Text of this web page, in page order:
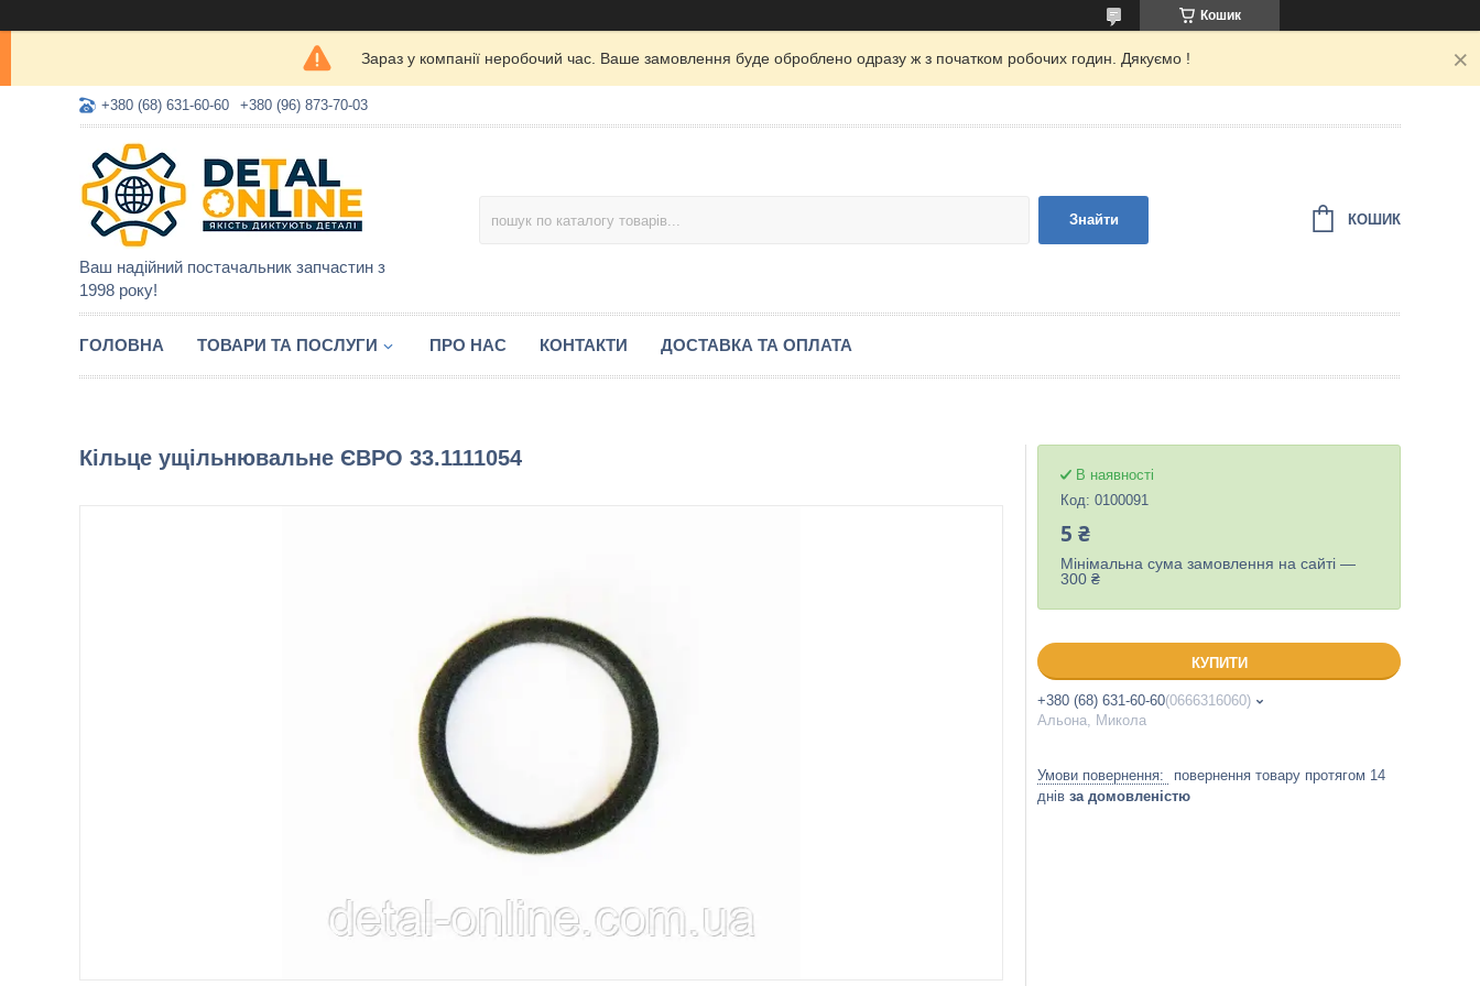
Кошик
Зараз у компанії неробочий час. Ваше замовлення буде оброблено одразу ж з початком робочих годин. Дякуємо !
+380 (68) 631-60-60 +380 (96) 873-70-03
Ваш надійний постачальник запчастин з
1998 року!
Знайти КОШИК
ГОЛОВНА ТОВАРИ ТА ПОСЛУГИ ПРО НАС КОНТАКТИ ДОСТАВКА ТА ОПЛАТА
Кільце ущільнювальне ЄВРО 33.1111054
В наявності
Код: 0100091
5 ₴
Мінімальна сума замовлення на сайті —
300 ₴
КУПИТИ
+380 (68) 631-60-60 0666316060
Альона, Микола
повернення товару протягом 14
днів за домовленістю